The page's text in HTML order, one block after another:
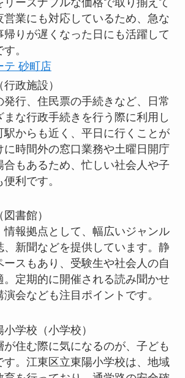
ーズナブルな価格で取り揃えて
営業にも対応しているため、急な
帰りが遅くなった日にも活躍して
。
テ 砂町店
政施設）
発行、住民票の手続きなど、日常
まな行政手続きを行う際に利用し
駅からも近く、平日に行くことが
に時間外の窓口業務や土曜日開庁
合もあるため、忙しい社会人や子
利です。
書館）
情報拠点として、幅広いジャンル
、新聞などを提供しています。静
ースもあり、受験生や社会人の自
。定期的に開催される読み聞かせ
会なども注目ポイントです。
学校（小学校）
が住む際に気になるのが、子ども
す。江東区立東陽小学校は、地域